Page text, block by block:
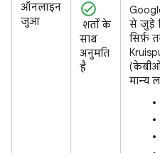
ऑनलाइन
जुआ
शर्तों के
साथ
अनुमति
है
से जुड़े
सिर्फ़
मान्य